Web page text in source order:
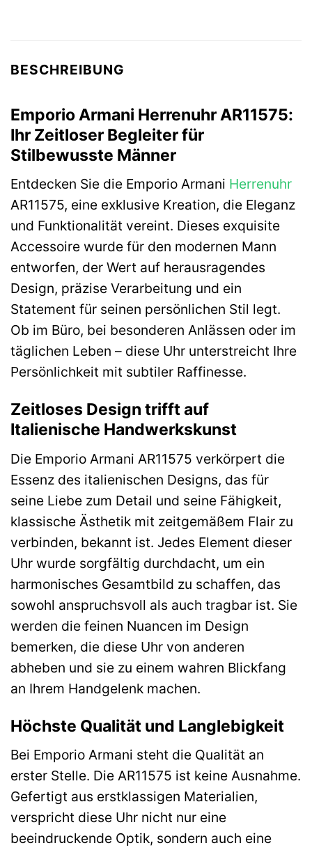
BESCHREIBUNG
Emporio Armani Herrenuhr AR11575:
Ihr Zeitloser Begleiter für
Stilbewusste Männer
Entdecken Sie die Emporio Armani Herrenuhr
AR11575, eine exklusive Kreation, die Eleganz
und Funktionalität vereint. Dieses exquisite
Accessoire wurde für den modernen Mann
entworfen, der Wert auf herausragendes
Design, präzise Verarbeitung und ein
Statement für seinen persönlichen Stil legt.
Ob im Büro, bei besonderen Anlässen oder im
täglichen Leben – diese Uhr unterstreicht Ihre
Persönlichkeit mit subtiler Raffinesse.
Zeitloses Design trifft auf
Italienische Handwerkskunst
Die Emporio Armani AR11575 verkörpert die
Essenz des italienischen Designs, das für
seine Liebe zum Detail und seine Fähigkeit,
klassische Ästhetik mit zeitgemäßem Flair zu
verbinden, bekannt ist. Jedes Element dieser
Uhr wurde sorgfältig durchdacht, um ein
harmonisches Gesamtbild zu schaffen, das
sowohl anspruchsvoll als auch tragbar ist. Sie
werden die feinen Nuancen im Design
bemerken, die diese Uhr von anderen
abheben und sie zu einem wahren Blickfang
an Ihrem Handgelenk machen.
Höchste Qualität und Langlebigkeit
Bei Emporio Armani steht die Qualität an
erster Stelle. Die AR11575 ist keine Ausnahme.
Gefertigt aus erstklassigen Materialien,
verspricht diese Uhr nicht nur eine
beeindruckende Optik, sondern auch eine